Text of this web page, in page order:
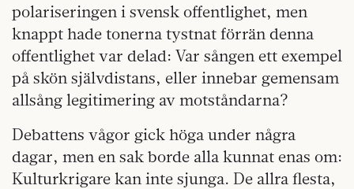
polariseringen i svensk offentlighet, men
knappt hade tonerna tystnat förrän denna
offentlighet var delad: Var sången ett exempel
på skön självdistans, eller innebar gemensam
allsång legitimering av motståndarna?
Debattens vågor gick höga under några
dagar, men en sak borde alla kunnat enas om:
Kulturkrigare kan inte sjunga. De allra flesta,